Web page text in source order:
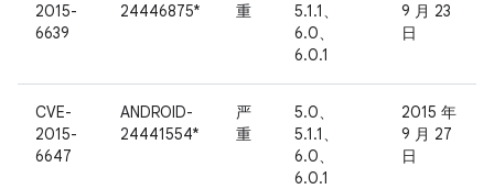
2015-
6639
24446875*
重
5.1.1、
6.0、
6.0.1
9 月 23
日
CVE-
2015-
6647
ANDROID-
24441554*
严
重
5.0、
5.1.1、
6.0、
6.0.1
2015 年
9 月 27
日